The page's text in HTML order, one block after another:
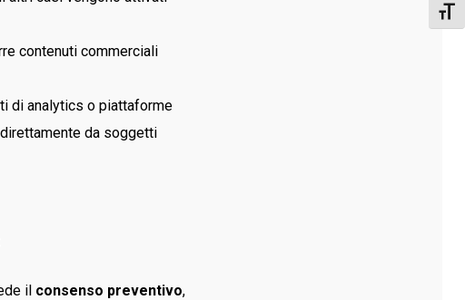
contenuti commerciali
di analytics o piattaforme
da soggetti
il consenso preventivo,